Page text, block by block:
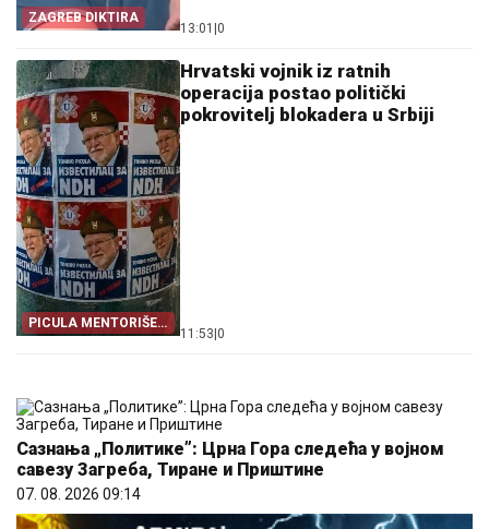
ZAGREB DIKTIRA
13:01 0
PICULA MENTORIŠE
BLOKADERE
Hrvatski vojnik iz ratnih
operacija postao politički
pokrovitelj blokadera u Srbiji
11:53 0
Сазнања „Политике”: Црна Гора следећа у војном
савезу Загреба, Тиране и Приштине
07. 08. 2026 09:14